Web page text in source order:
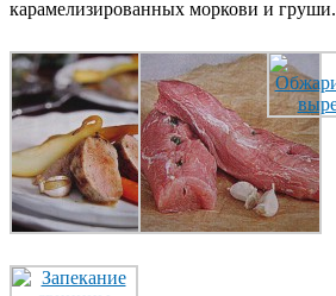
карамелизированных моркови и груши.